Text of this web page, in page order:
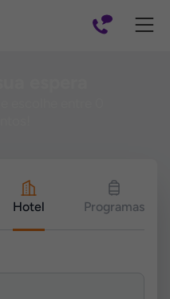
Hotel Programas